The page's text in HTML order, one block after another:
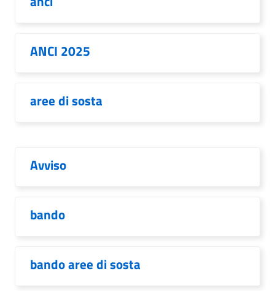
ANCI 2025
aree di sosta
Avviso
bando
bando aree di sosta